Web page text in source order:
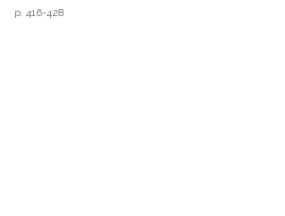
p. 416-428